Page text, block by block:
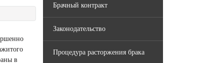
в
Брачный контракт
Законодательство
Процедура расторжения брака